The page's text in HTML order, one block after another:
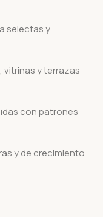
selectas y
vitrinas y terrazas
con patrones
y de crecimiento